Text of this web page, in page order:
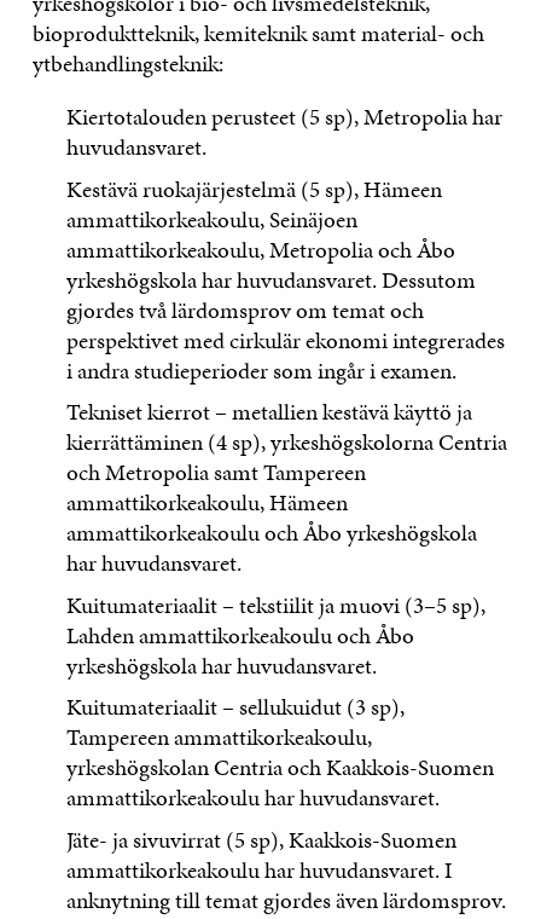
bioproduktteknik, kemiteknik samt material- och
ytbehandlingsteknik:
Kiertotalouden perusteet (5 sp), Metropolia har
huvudansvaret.
Kestävä ruokajärjestelmä (5 sp), Hämeen
ammattikorkeakoulu, Seinäjoen
ammattikorkeakoulu, Metropolia och Åbo
yrkeshögskola har huvudansvaret. Dessutom
gjordes två lärdomsprov om temat och
perspektivet med cirkulär ekonomi integrerades
i andra studieperioder som ingår i examen.
Tekniset kierrot – metallien kestävä käyttö ja
kierrättäminen (4 sp), yrkeshögskolorna Centria
och Metropolia samt Tampereen
ammattikorkeakoulu, Hämeen
ammattikorkeakoulu och Åbo yrkeshögskola
har huvudansvaret.
Kuitumateriaalit – tekstiilit ja muovi (3–5 sp),
Lahden ammattikorkeakoulu och Åbo
yrkeshögskola har huvudansvaret.
Kuitumateriaalit – sellukuidut (3 sp),
Tampereen ammattikorkeakoulu,
yrkeshögskolan Centria och Kaakkois-Suomen
ammattikorkeakoulu har huvudansvaret.
Jäte- ja sivuvirrat (5 sp), Kaakkois-Suomen
ammattikorkeakoulu har huvudansvaret. I
anknytning till temat gjordes även lärdomsprov.